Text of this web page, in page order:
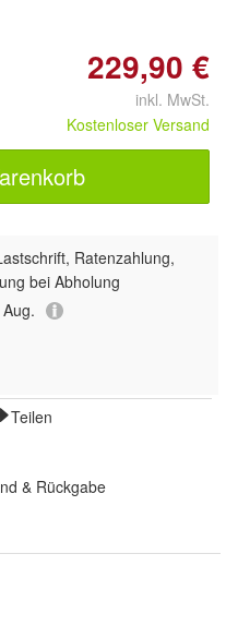
229,90 €
inkl. MwSt.
Kostenloser Versand
Ratenzahlung,
bei Abholung
Teilen
& Rückgabe